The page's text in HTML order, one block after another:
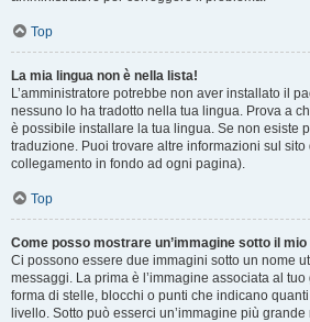
Top
La mia lingua non è nella lista!
L’amministratore potrebbe non aver installato il
nessuno lo ha tradotto nella tua lingua. Prova a
è possibile installare la tua lingua. Se non esiste
traduzione. Puoi trovare altre informazioni sul sito
collegamento in fondo ad ogni pagina).
Top
Come posso mostrare un’immagine sotto il
Ci possono essere due immagini sotto un nome
messaggi. La prima è l’immagine associata al
forma di stelle, blocchi o punti che indicano
livello. Sotto può esserci un’immagine più